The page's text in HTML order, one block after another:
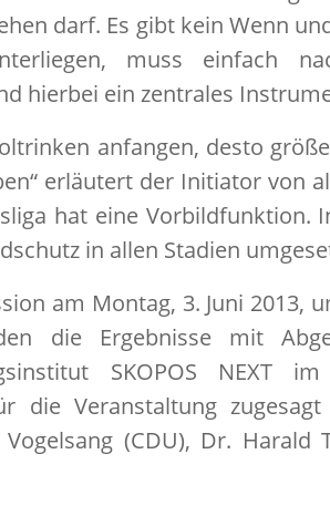
darf. Es gibt kein Wenn
muss einfach
hierbei ein zentrales
anfangen, desto
erläutert der Initiator von
hat eine Vorbildfunktion.
in allen Stadien
am Montag, 3. Juni 2013,
die Ergebnisse mit
SKOPOS NEXT
die Veranstaltung
(CDU), Dr. Harald